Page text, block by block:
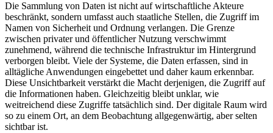
Die Sammlung von Daten ist nicht auf wirtschaftliche Akteure
beschränkt, sondern umfasst auch staatliche Stellen, die Zugriff im
Namen von Sicherheit und Ordnung verlangen. Die Grenze
zwischen privater und öffentlicher Nutzung verschwimmt
zunehmend, während die technische Infrastruktur im Hintergrund
verborgen bleibt. Viele der Systeme, die Daten erfassen, sind in
alltägliche Anwendungen eingebettet und daher kaum erkennbar.
Diese Unsichtbarkeit verstärkt die Macht derjenigen, die Zugriff auf
die Informationen haben. Gleichzeitig bleibt unklar, wie
weitreichend diese Zugriffe tatsächlich sind. Der digitale Raum wird
so zu einem Ort, an dem Beobachtung allgegenwärtig, aber selten
sichtbar ist.